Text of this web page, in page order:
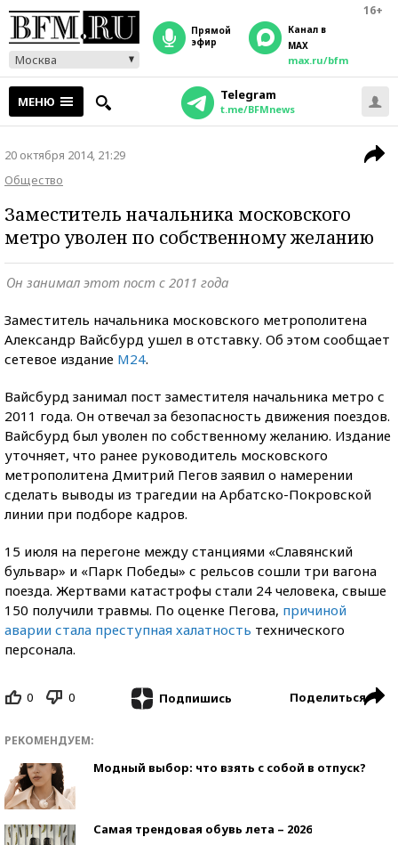
16+
Москва
прямой
эфир
Канал в
MAX
max.ru/bfm
МЕНЮ Telegram
t.me/BFMnews
20 октября 2014, 21:29
Общество
Заместитель начальника московского
метро уволен по собственному желанию
Он занимал этот пост с 2011 года
Заместитель начальника московского метрополитена
Александр Вайсбурд ушел в отставку. Об этом сообщает
сетевое издание М24.
Вайсбурд занимал пост заместителя начальника метро с
2011 года. Он отвечал за безопасность движения поездов.
Вайсбурд был уволен по собственному желанию. Издание
уточняет, что ранее руководитель московского
метрополитена Дмитрий Пегов заявил о намерении
сделать выводы из трагедии на Арбатско-Покровской
линии при подборе кадров.
15 июля на перегоне между станциями «Славянский
бульвар» и «Парк Победы» с рельсов сошли три вагона
поезда. Жертвами катастрофы стали 24 человека, свыше
150 получили травмы. По оценке Пегова, причиной
аварии стала преступная халатность технического
персонала.
0 0 Подпишись Поделиться
РЕКОМЕНДУЕМ:
Модный выбор: что взять с собой в отпуск?
Самая трендовая обувь лета – 2026